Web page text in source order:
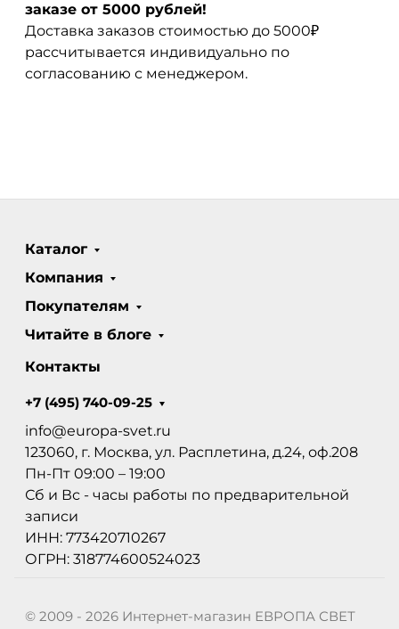
заказе от 5000 рублей!
Доставка заказов стоимостью до 5000₽
рассчитывается индивидуально по
согласованию с менеджером.
Каталог
Компания
Покупателям
Читайте в блоге
Контакты
+7 (495) 740-09-25
info@europa-svet.ru
123060, г. Москва, ул. Расплетина, д.24, оф.208
Пн-Пт 09:00 – 19:00
Сб и Вс - часы работы по предварительной
записи
ИНН: 773420710267
ОГРН: 318774600524023
© 2009 - 2026 Интернет-магазин ЕВРОПА СВЕТ